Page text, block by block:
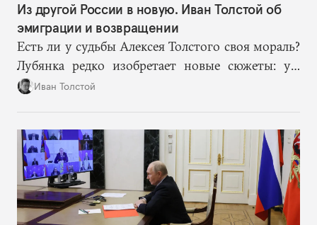
Из другой России в новую. Иван Толстой об
эмиграции и возвращении
Есть ли у судьбы Алексея Толстого своя мораль?
Лубянка редко изобретает новые сюжеты: уж
больно хорошо срабатывают старые.
Иван Толстой